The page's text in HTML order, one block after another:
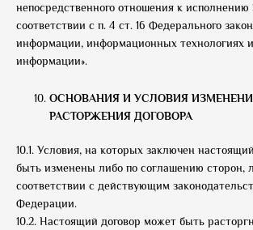
непосредственного отношения к исполнению
соответствии с п. 4 ст. 16 Федерального
информации, информационных технологиях
информации».
ОСНОВАНИЯ И УСЛОВИЯ
РАСТОРЖЕНИЯ ДОГОВОРА
10.1. Условия, на которых заключен
быть изменены либо по соглашению сторон,
соответствии с действующим
Федерации.
10.2. Настоящий договор может быть